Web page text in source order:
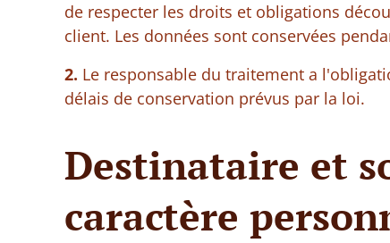
de respecter les droits et obligations
client. Les données sont conservées
2. Le responsable du traitement a
délais de conservation prévus par la loi.
Destinataire et
caractère